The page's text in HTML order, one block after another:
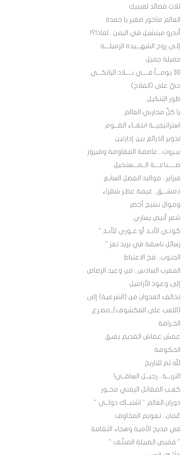
ثلاث قصائد لعينيك
العالم ماخور صغير يا حمدة
أندرو ميتشيل في اليمن.. لماذا؟!
إلـى روح الشهـــيدة الزميلـــة
جميلة جميل
30 يومـــاً فــــي بــــلاد اليانكـــي
حيَّ على (الفلاح)
طور التنكيل
يا كلَّ محاربي العالم
استراتيجيــة ابتغــاء القــوم
تدوير الذرائع بين إدارتين
بيـروت.. عاصمة المقاومة وفيروز
صـــــناعـــة الــمـــستحيل
فبراير.. مواليد الفصل السابع
دمشـــق.. غيمة عطـر شقراء
وموال نشيج أخضر
شعر أبيض يساري
كونـي الأبـد أو غـوري للأبـد "
رسائل ناسفة في بريد تعز "
الجنوب.. فخ الاعتباط
المغرب السادس.. من وعيد الرصاص
إلى وعود الأزاميل
تحالف العدوان من (الشرعية) إلى
(اللعب على المكشوف),,مصـرع
الخـرافة
عفش عفاش القديم يعيق
الحكومة
لله ثم للتاريخ
التربــة.. رحيــل الساقــي!
كعـب المقاتل اليمني محـور
دوران العالم " اشتبــاك دولــي "
عُمان.. تعويم المخاوف
في مديح الأمية وهجاء الثقافة
" قميص القبيلة المنتَّف "